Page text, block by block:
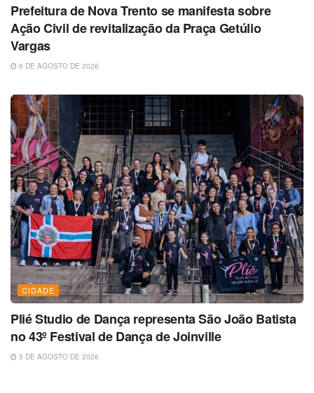
Prefeitura de Nova Trento se manifesta sobre
Ação Civil de revitalização da Praça Getúlio
Vargas
6 DE AGOSTO DE 2026
CIDADE
Plié Studio de Dança representa São João Batista
no 43º Festival de Dança de Joinville
5 DE AGOSTO DE 2026